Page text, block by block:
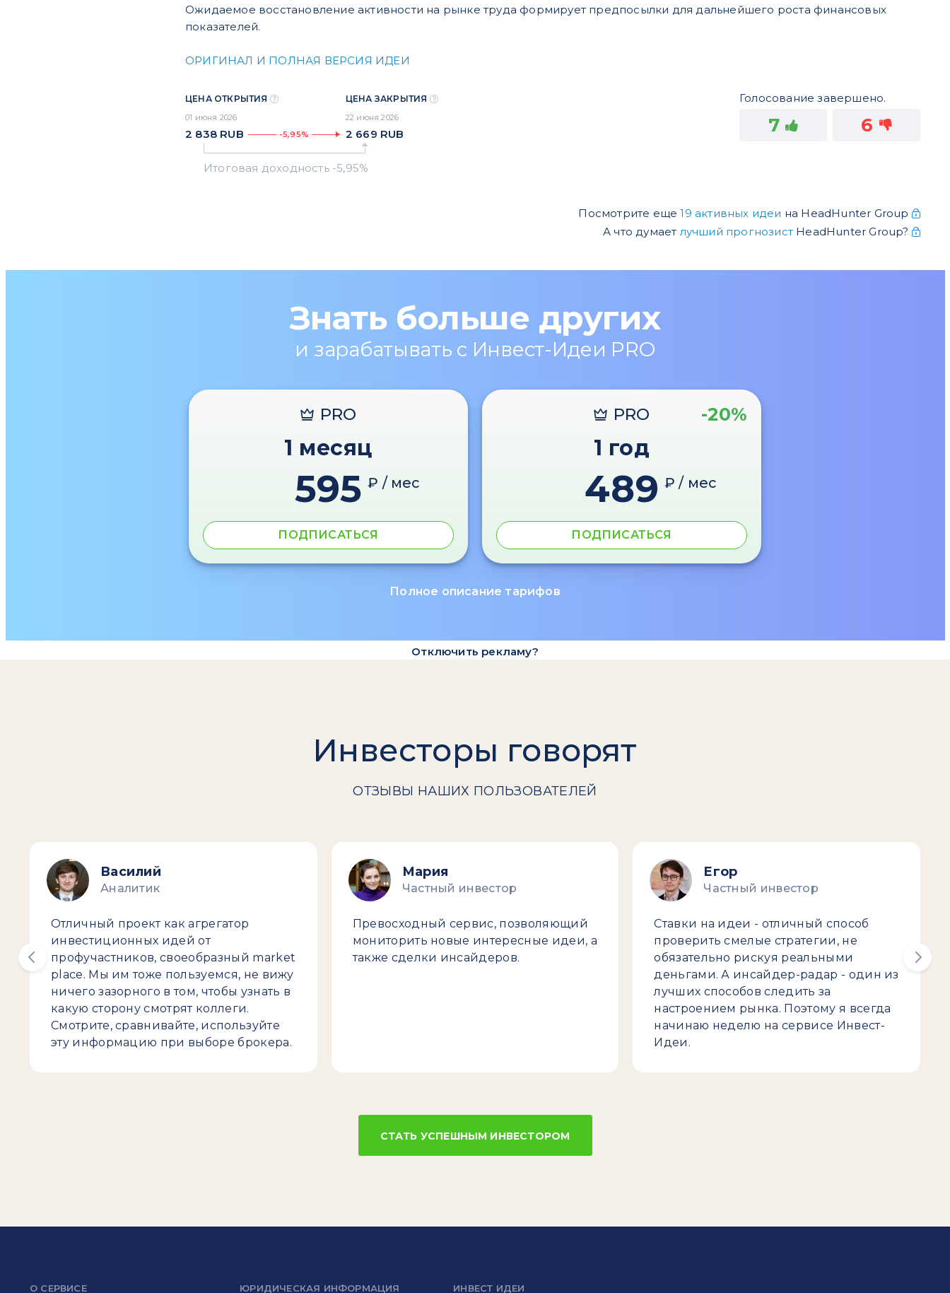
Ожидаемое восстановление активности на рынке труда формирует предпосылки для дальнейшего роста финансовых
показателей.
ОРИГИНАЛ И ПОЛНАЯ ВЕРСИЯ ИДЕИ
ЦЕНА ОТКРЫТИЯ
01 июня 2026
2 838 RUB -5,95%
ЦЕНА ЗАКРЫТИЯ
22 июня 2026
2 669 RUB
Голосование завершено.
7 6
Посмотрите еще19 активных идеи на HeadHunter Group
А что думает лучший прогнозистHeadHunter Group?
Знать больше других
и зарабатывать с Инвест-Идеи PRO
PRO
1 месяц
595 ₽ / мес
ПОДПИСАТЬСЯ
PRO -20%
1 год
489 ₽ / мес
ПОДПИСАТЬСЯ
Полное описание тарифов
Отключить рекламу?
Инвесторы говорят
ОТЗЫВЫ НАШИХ ПОЛЬЗОВАТЕЛЕЙ
Василий
Аналитик
Отличный проект как агрегатор
инвестиционных идей от
профучастников, своеобразный market
place. Мы им тоже пользуемся, не вижу
ничего зазорного в том, чтобы узнать в
какую сторону смотрят коллеги.
Смотрите, сравнивайте, используйте
эту информацию при выборе брокера.
Мария
Частный инвестор
Превосходный сервис, позволяющий
мониторить новые интересные идеи, а
также сделки инсайдеров.
Егор
Частный инвестор
Ставки на идеи - отличный способ
проверить смелые стратегии, не
обязательно рискуя реальными
деньгами. А инсайдер-радар - один из
лучших способов следить за
настроением рынка. Поэтому я всегда
начинаю неделю на сервисе Инвест-
Идеи.
СТАТЬ УСПЕШНЫМ ИНВЕСТОРОМ
О СЕРВИСЕ ЮРИДИЧЕСКАЯ ИНФОРМАЦИЯ ИНВЕСТ ИДЕИ